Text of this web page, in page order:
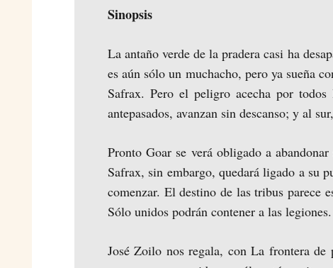
Sinopsis
La antaño verde de la pradera casi ha
es aún sólo un muchacho, pero ya sueña
Safrax. Pero el peligro acecha por
antepasados, avanzan sin descanso; y al
Pronto Goar se verá obligado a
Safrax, sin embargo, quedará ligado a su
comenzar. El destino de las tribus parece
Sólo unidos podrán contener a las
José Zoilo nos regala, con La frontera de